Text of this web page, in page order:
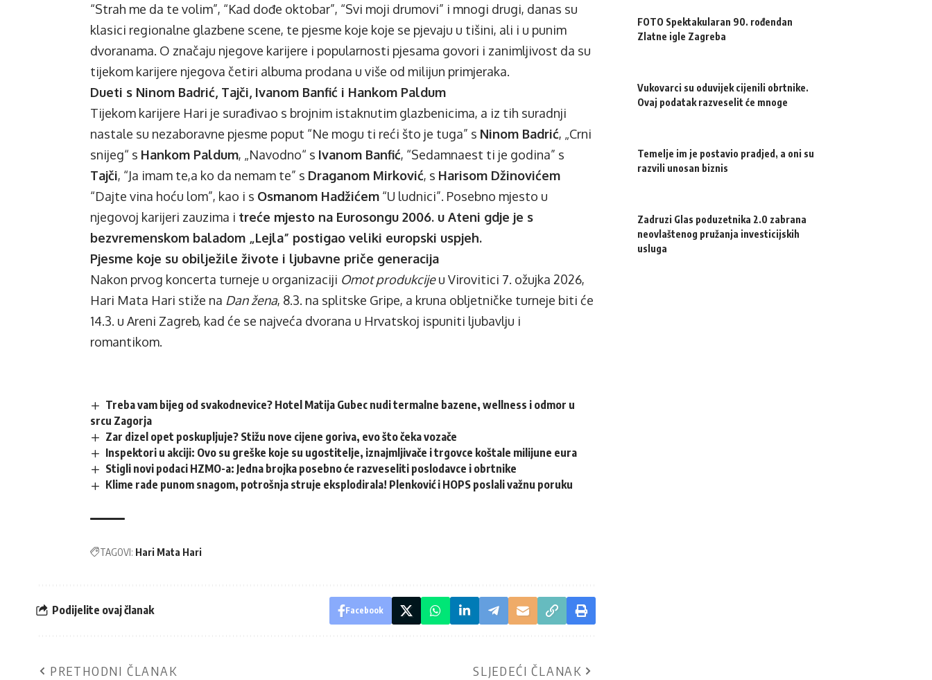
“Strah me da te volim”, “Kad dođe oktobar”, “Svi moji drumovi” i mnogi drugi, danas su
klasici regionalne glazbene scene, te pjesme koje koje se pjevaju u tišini, ali i u punim
dvoranama. O značaju njegove karijere i popularnosti pjesama govori i zanimljivost da su
tijekom karijere njegova četiri albuma prodana u više od milijun primjeraka.
Dueti s Ninom Badrić, Tajči, Ivanom Banfić i Hankom Paldum
Tijekom karijere Hari je surađivao s brojnim istaknutim glazbenicima, a iz tih suradnji
nastale su nezaboravne pjesme poput “Ne mogu ti reći što je tuga” s Ninom Badrić, „Crni
snijeg“ s Hankom Paldum, „Navodno“ s Ivanom Banfić, “Sedamnaest ti je godina” s
Tajči, “Ja imam te,a ko da nemam te” s Draganom Mirković, s Harisom Džinovićem
“Dajte vina hoću lom”, kao i s Osmanom Hadžićem “U ludnici”. Posebno mjesto u
njegovoj karijeri zauzima i treće mjesto na Eurosongu 2006. u Ateni gdje je s
bezvremenskom baladom „Lejla” postigao veliki europski uspjeh.
Pjesme koje su obilježile živote i ljubavne priče generacija
Nakon prvog koncerta turneje u organizaciji Omot produkcijeu Virovitici 7. ožujka 2026,
Hari Mata Hari stiže na Dan žena, 8.3. na splitske Gripe, a kruna obljetničke turneje biti će
14.3. u Areni Zagreb, kad će se najveća dvorana u Hrvatskoj ispuniti ljubavlju i
romantikom.
Treba vam bijeg od svakodnevice? Hotel Matija Gubec nudi termalne bazene, wellness i odmor u
srcu Zagorja
Zar dizel opet poskupljuje? Stižu nove cijene goriva, evo što čeka vozače
Inspektori u akciji: Ovo su greške koje su ugostitelje, iznajmljivače i trgovce koštale milijune eura
Stigli novi podaci HZMO-a: Jedna brojka posebno će razveseliti poslodavce i obrtnike
Klime rade punom snagom, potrošnja struje eksplodirala! Plenković i HOPS poslali važnu poruku
TAGOVI: Hari Mata Hari
Podijelite ovaj članak Facebook
PRETHODNI ČLANAK SLJEDEĆI ČLANAK
FOTO Spektakularan 90. rođendan
Zlatne igle Zagreba
Vukovarci su oduvijek cijenili obrtnike.
Ovaj podatak razveselit će mnoge
Temelje im je postavio pradjed, a oni su
razvili unosan biznis
Zadruzi Glas poduzetnika 2.0 zabrana
neovlaštenog pružanja investicijskih
usluga